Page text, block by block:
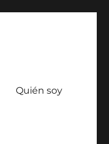
Quién soy